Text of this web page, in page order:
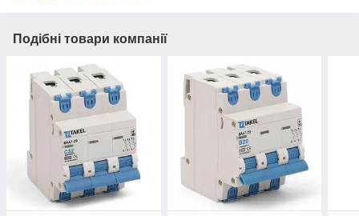
Подібні товари компанії